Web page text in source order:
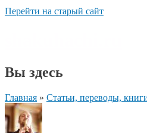
Перейти на старый сайт
Вы здесь
Главная » Статьи, переводы,